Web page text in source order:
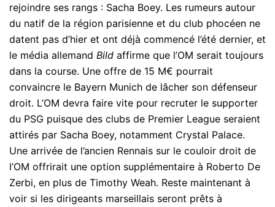
rejoindre ses rangs : Sacha Boey. Les rumeurs autour
du natif de la région parisienne et du club phocéen ne
datent pas d’hier et ont déjà commencé l’été dernier, et
le média allemand Bild affirme que l’OM serait toujours
dans la course. Une offre de 15 M€ pourrait
convaincre le Bayern Munich de lâcher son défenseur
droit. L’OM devra faire vite pour recruter le supporter
du PSG puisque des clubs de Premier League seraient
attirés par Sacha Boey, notamment Crystal Palace.
Une arrivée de l’ancien Rennais sur le couloir droit de
l’OM offrirait une option supplémentaire à Roberto De
Zerbi, en plus de Timothy Weah. Reste maintenant à
voir si les dirigeants marseillais seront prêts à